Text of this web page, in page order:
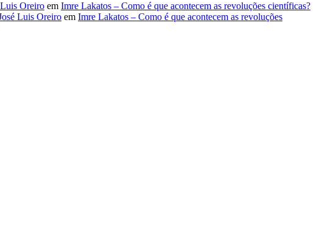
Oreiro em Imre Lakatos – Como é que acontecem as revoluções científicas?
Luis Oreiro em Imre Lakatos – Como é que acontecem as revoluções